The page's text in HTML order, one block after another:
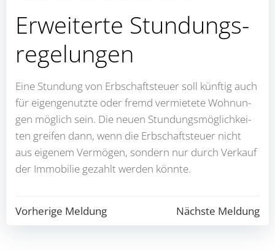
Erwei­ter­te Stun­dungs­
re­ge­lun­gen
Eine Stun­dung von Erb­schaft­steu­er soll künf­tig auch
für eigen­ge­nutz­te oder fremd ver­mie­te­te Woh­nun­
gen mög­lich sein. Die neu­en Stun­dungs­mög­lich­kei­
ten grei­fen dann, wenn die Erb­schaft­steu­er nicht
aus eige­nem Ver­mö­gen, son­dern nur durch Ver­kauf
der Immo­bi­lie gezahlt wer­den könn­te.
Beitragsnavigation
Vorherige Meldung Nächste Meldung